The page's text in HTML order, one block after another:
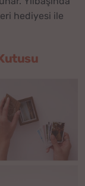
hediyesi ile